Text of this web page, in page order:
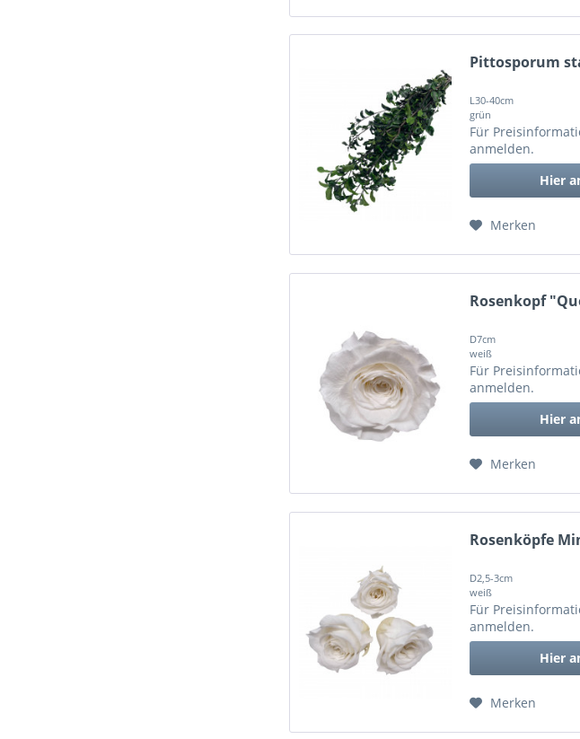
Pittosporum
L30-40cm
grün
Für
anmelden.
Hier
Merken
Rosenkopf
D7cm
weiß
Für
anmelden.
Hier
Merken
Rosenköpfe
D2,5-3cm
weiß
Für
anmelden.
Hier
Merken